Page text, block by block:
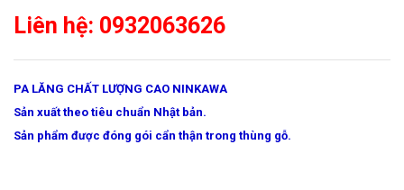
Liên hệ: 0932063626
PA LĂNG CHẤT LƯỢNG CAO NINKAWA
Sản xuất theo tiêu chuẩn Nhật bản.
Sản phẩm được đóng gói cẩn thận trong thùng gỗ.